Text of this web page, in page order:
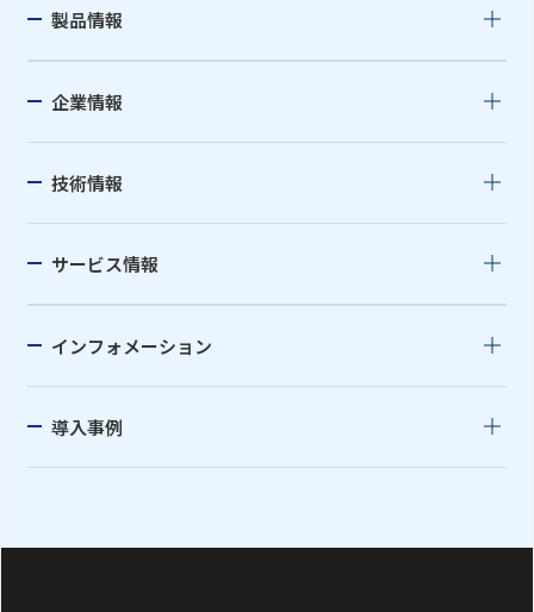
製品情報
企業情報
技術情報
サービス情報
インフォメーション
導入事例